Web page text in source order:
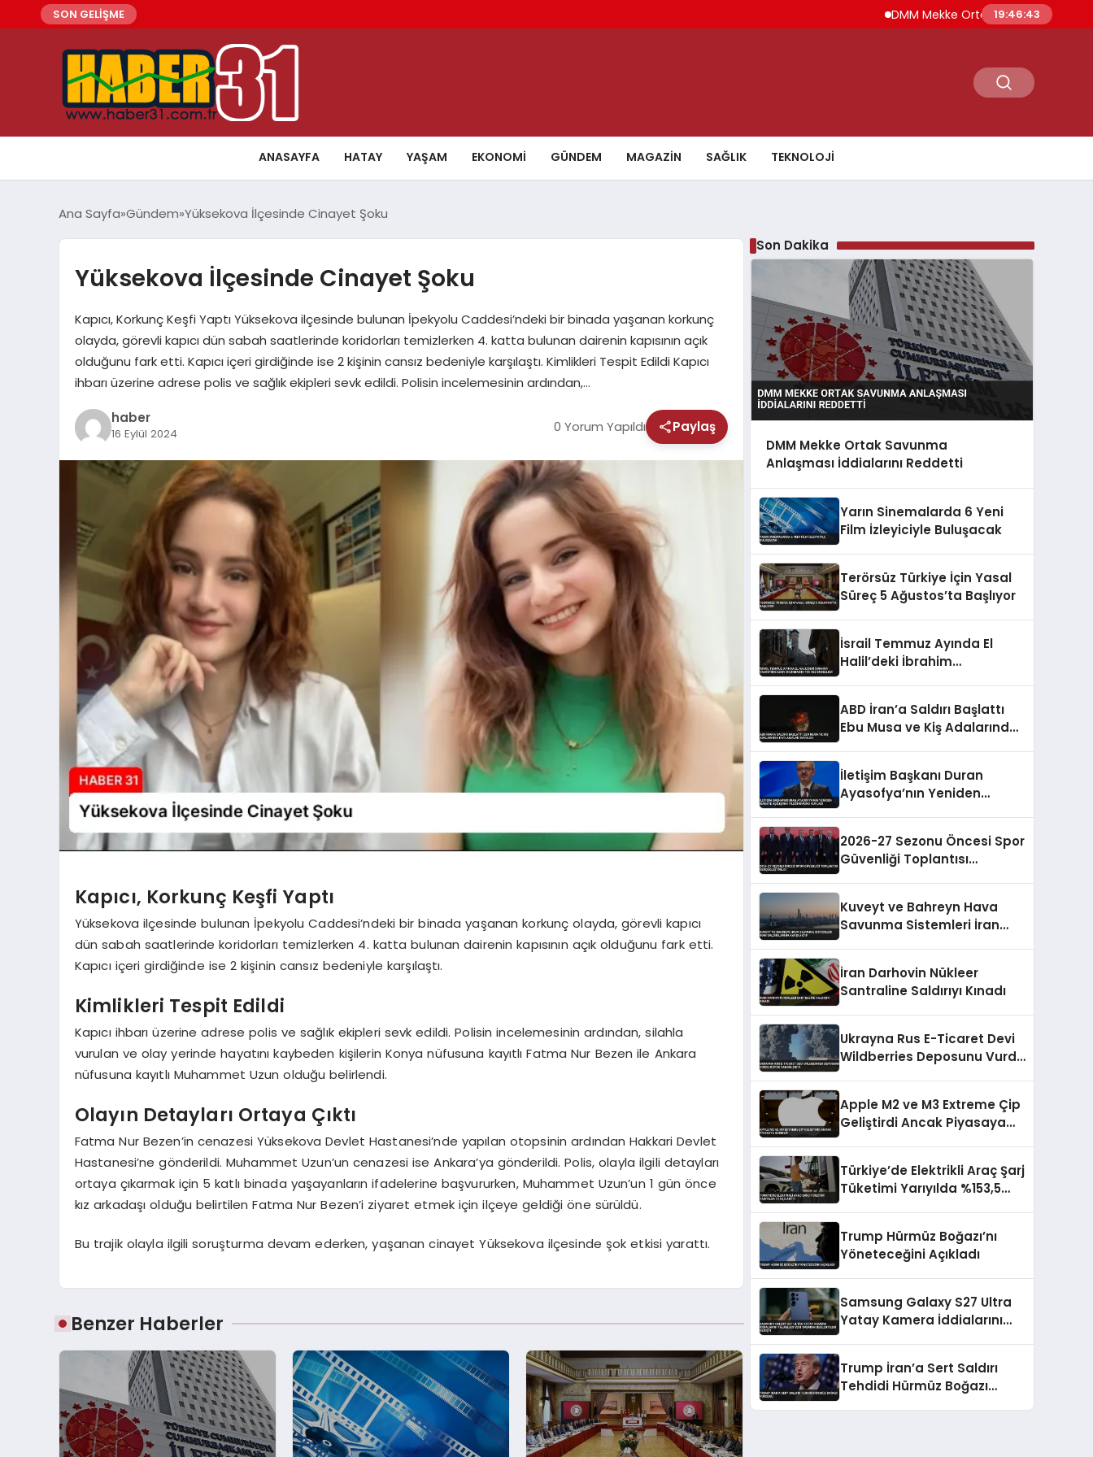
SON GELİŞME DMM Mekke Ortak Savunma Anlaşması
19:46:44
ANASAYFA HATAY YAŞAM EKONOMI GÜNDEM MAGAZIN SAĞLIK TEKNOLOJI
Ana Sayfa Gündem Yüksekova İlçesinde Cinayet Şoku
Yüksekova İlçesinde Cinayet Şoku
Kapıcı, Korkunç Keşfi Yaptı Yüksekova ilçesinde bulunan İpekyolu Caddesi’ndeki bir binada yaşanan korkunç
olayda, görevli kapıcı dün sabah saatlerinde koridorları temizlerken 4. katta bulunan dairenin kapısının açık
olduğunu fark etti. Kapıcı içeri girdiğinde ise 2 kişinin cansız bedeniyle karşılaştı. Kimlikleri Tespit Edildi Kapıcı
ihbarı üzerine adrese polis ve sağlık ekipleri sevk edildi. Polisin incelemesinin ardından,…
haber
16 Eylül 2024 0 Yorum Yapıldı Paylaş
Kapıcı, Korkunç Keşfi Yaptı
Yüksekova ilçesinde bulunan İpekyolu Caddesi’ndeki bir binada yaşanan korkunç olayda, görevli kapıcı
dün sabah saatlerinde koridorları temizlerken 4. katta bulunan dairenin kapısının açık olduğunu fark etti.
Kapıcı içeri girdiğinde ise 2 kişinin cansız bedeniyle karşılaştı.
Kimlikleri Tespit Edildi
Kapıcı ihbarı üzerine adrese polis ve sağlık ekipleri sevk edildi. Polisin incelemesinin ardından, silahla
vurulan ve olay yerinde hayatını kaybeden kişilerin Konya nüfusuna kayıtlı Fatma Nur Bezen ile Ankara
nüfusuna kayıtlı Muhammet Uzun olduğu belirlendi.
Olayın Detayları Ortaya Çıktı
Fatma Nur Bezen’in cenazesi Yüksekova Devlet Hastanesi’nde yapılan otopsinin ardından Hakkari Devlet
Hastanesi’ne gönderildi. Muhammet Uzun’un cenazesi ise Ankara’ya gönderildi. Polis, olayla ilgili detayları
ortaya çıkarmak için 5 katlı binada yaşayanların ifadelerine başvururken, Muhammet Uzun’un 1 gün önce
kız arkadaşı olduğu belirtilen Fatma Nur Bezen’i ziyaret etmek için ilçeye geldiği öne sürüldü.
Bu trajik olayla ilgili soruşturma devam ederken, yaşanan cinayet Yüksekova ilçesinde şok etkisi yarattı.
Benzer Haberler
Son Dakika
DMM Mekke Ortak Savunma
Anlaşması İddialarını Reddetti
Yarın Sinemalarda 6 Yeni
Film İzleyiciyle Buluşacak
Terörsüz Türkiye İçin Yasal
Süreç 5 Ağustos’ta Başlıyor
İsrail Temmuz Ayında El
Halil’deki İbrahim
Engelledi
ABD İran’a Saldırı Başlattı
Ebu Musa ve Kiş Adalarında
İletişim Başkanı Duran
Ayasofya’nın Yeniden
2026-27 Sezonu Öncesi Spor
Güvenliği Toplantısı
Kuveyt ve Bahreyn Hava
Savunma Sistemleri İran
İran Darhovin Nükleer
Santraline Saldırıyı Kınadı
Ukrayna Rus E-Ticaret Devi
Wildberries Deposunu Vurdu
Apple M2 ve M3 Extreme Çip
Geliştirdi Ancak Piyasaya
Türkiye’de Elektrikli Araç Şarj
Tüketimi Yarıyılda %153,5
Trump Hürmüz Boğazı’nı
Yöneteceğini Açıkladı
Samsung Galaxy S27 Ultra
Yatay Kamera İddialarını
Trump İran’a Sert Saldırı
Tehdidi Hürmüz Boğazı